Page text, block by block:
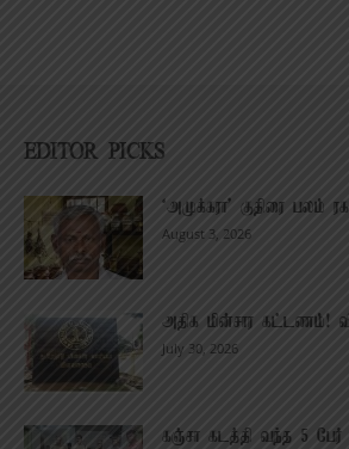
EDITOR PICKS
‘அமுக்கரா’ குதிரை பலம்
August 3, 2026
அதிக மின்சார கட்டணம்!
July 30, 2026
கஞ்சா கடத்தி வந்த 5 பேர்